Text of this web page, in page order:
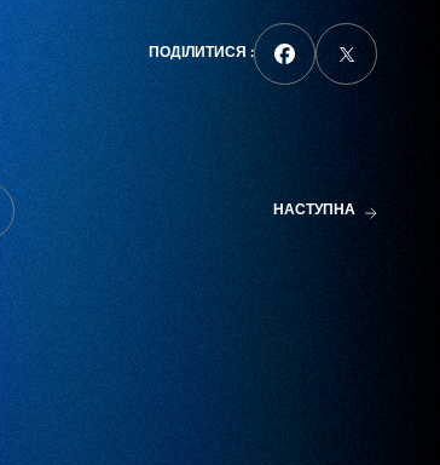
ПОДІЛИТИСЯ :
НАСТУПНА